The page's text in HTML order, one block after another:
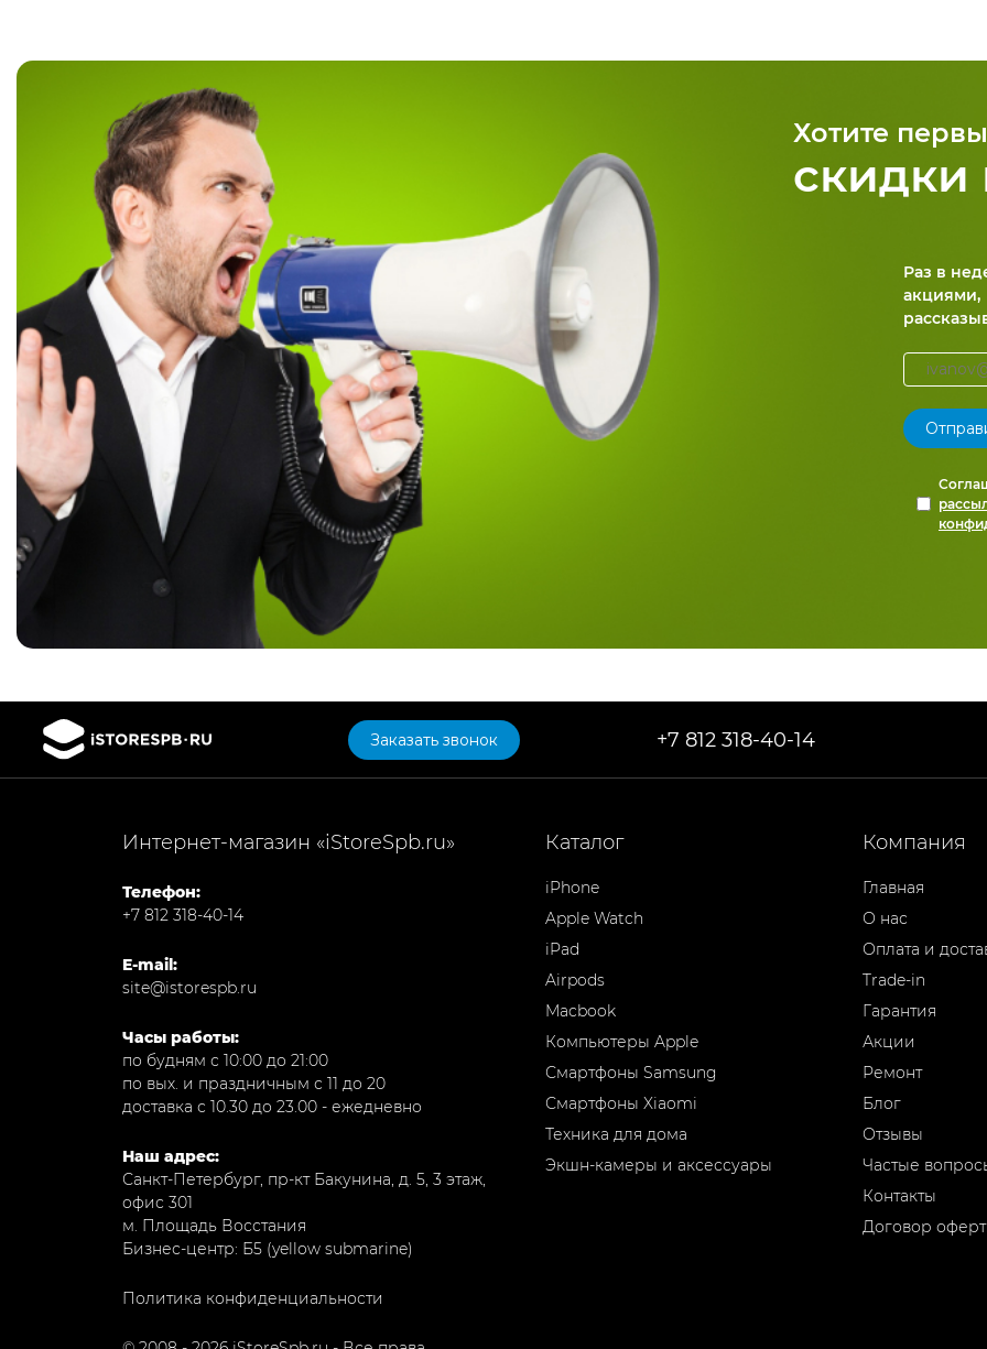
Хотите
скидки
Раз в
акциями,
Заказать звонок +7 812 318-40-14
Интернет-магазин «iStoreSpb.ru»
Телефон:
+7 812 318-40-14
E-mail:
site@istorespb.ru
Часы работы:
по будням с 10:00 до 21:00
по вых. и праздничным с 11 до 20
доставка с 10.30 до 23.00 - ежедневно
Наш адрес:
Санкт-Петербург, пр-кт Бакунина, д. 5, 3 этаж,
офис 301
м. Площадь Восстания
Бизнес-центр: Б5 (yellow submarine)
Политика конфиденциальности
Каталог
iPhone
Apple Watch
iPad
Airpods
Macbook
Компьютеры Apple
Смартфоны Samsung
Смартфоны Xiaomi
Техника для дома
Экшн-камеры и аксессуары
Компания
Главная
О нас
Оплата и
Trade-in
Гарантия
Акции
Ремонт
Блог
Отзывы
Частые
Контакты
Договор